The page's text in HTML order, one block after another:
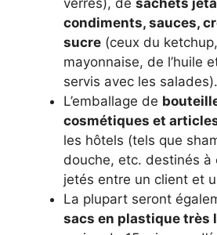
condiments, sauces,
sucre (ceux du
mayonnaise, de l’huile
servis avec les salades).
L’emballage de
cosmétiques et
les hôtels (tels que
douche, etc. destinés à
jetés entre un client et
La plupart seront
sacs en plastique très